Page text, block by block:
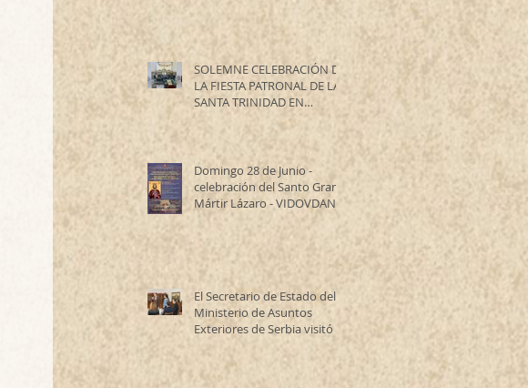
SOLEMNE CELEBRACIÓN DE
LA FIESTA PATRONAL DE LA
SANTA TRINIDAD EN
RESISTENCIA
Domingo 28 de Junio -
celebración del Santo Gran
Mártir Lázaro - VIDOVDAN
El Secretario de Estado del
Ministerio de Asuntos
Exteriores de Serbia visitó la
Catedral Ortodoxa Serbia
en Buenos Aires y habló con
los fieles